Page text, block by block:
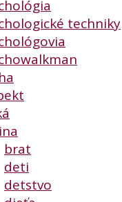
techniky
brat
deti
detstvo